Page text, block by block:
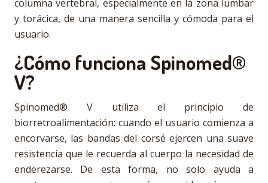
columna vertebral, especialmente en la zona lumbar
y torácica, de una manera sencilla y cómoda para el
usuario.
¿Cómo funciona Spinomed®
V?
Spinomed® V utiliza el principio de
biorretroalimentación: cuando el usuario comienza a
encorvarse, las bandas del corsé ejercen una suave
resistencia que le recuerda al cuerpo la necesidad de
enderezarse. De esta forma, no solo ayuda a